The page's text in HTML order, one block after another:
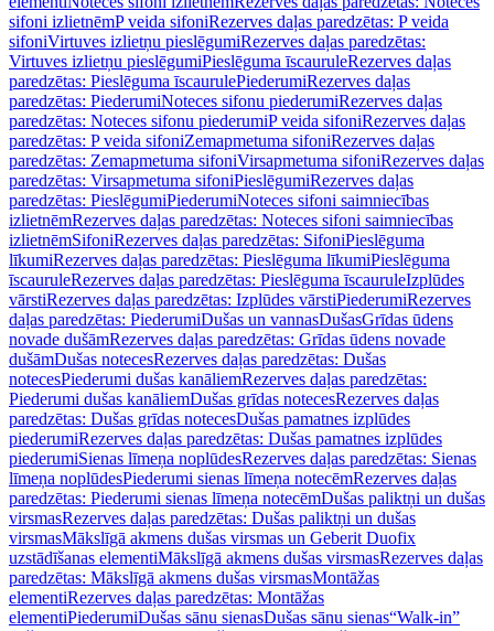
sifoni izlietnēmP veida sifoniRezerves daļas paredzētas: P veida
sifoniVirtuves izlietņu pieslēgumiRezerves daļas paredzētas:
Virtuves izlietņu pieslēgumiPieslēguma īscauruleRezerves daļas
paredzētas: Pieslēguma īscaurulePiederumiRezerves daļas
paredzētas: PiederumiNoteces sifonu piederumiRezerves daļas
paredzētas: Noteces sifonu piederumiP veida sifoniRezerves daļas
paredzētas: P veida sifoniZemapmetuma sifoniRezerves daļas
paredzētas: Zemapmetuma sifoniVirsapmetuma sifoniRezerves daļas
paredzētas: Virsapmetuma sifoniPieslēgumiRezerves daļas
paredzētas: PieslēgumiPiederumiNoteces sifoni saimniecības
izlietnēmRezerves daļas paredzētas: Noteces sifoni saimniecības
izlietnēmSifoniRezerves daļas paredzētas: SifoniPieslēguma
līkumiRezerves daļas paredzētas: Pieslēguma līkumiPieslēguma
īscauruleRezerves daļas paredzētas: Pieslēguma īscauruleIzplūdes
vārstiRezerves daļas paredzētas: Izplūdes vārstiPiederumiRezerves
daļas paredzētas: PiederumiDušas un vannasDušasGrīdas ūdens
novade dušāmRezerves daļas paredzētas: Grīdas ūdens novade
dušāmDušas notecesRezerves daļas paredzētas: Dušas
notecesPiederumi dušas kanāliemRezerves daļas paredzētas:
Piederumi dušas kanāliemDušas grīdas notecesRezerves daļas
paredzētas: Dušas grīdas notecesDušas pamatnes izplūdes
piederumiRezerves daļas paredzētas: Dušas pamatnes izplūdes
piederumiSienas līmeņa noplūdesRezerves daļas paredzētas: Sienas
līmeņa noplūdesPiederumi sienas līmeņa notecēmRezerves daļas
paredzētas: Piederumi sienas līmeņa notecēmDušas paliktņi un dušas
virsmasRezerves daļas paredzētas: Dušas paliktņi un dušas
virsmasMākslīgā akmens dušas virsmas un Geberit Duofix
uzstādīšanas elementiMākslīgā akmens dušas virsmasRezerves daļas
paredzētas: Mākslīgā akmens dušas virsmasMontāžas
elementiRezerves daļas paredzētas: Montāžas
elementiPiederumiDušas sānu sienasDušas sānu sienas“Walk-in”